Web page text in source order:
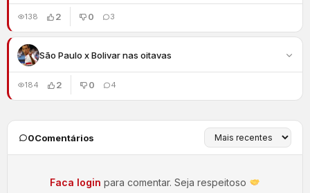
138 2 0 3
São Paulo x Bolivar nas oitavas
184 2 0 4
0Comentários
Faca login para comentar. Seja respeitoso